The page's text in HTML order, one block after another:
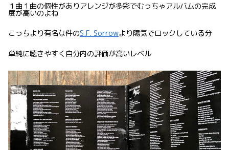
１曲１曲の個性がありアレンジが多彩でむっちゃアルバムの完成
度が高いのよね
こっちより有名な件のS.F. Sorrowより陽気でロックしている分
単純に聴きやすく自分内の評価が高いレベル